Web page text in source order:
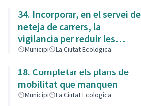
34. Incorporar, en el servei de
neteja de carrers, la
vigilancia per reduir les
restes de brossa
Municipi La Ciutat Ecologica
18. Completar els plans de
mobilitat que manquen
Municipi La Ciutat Ecologica